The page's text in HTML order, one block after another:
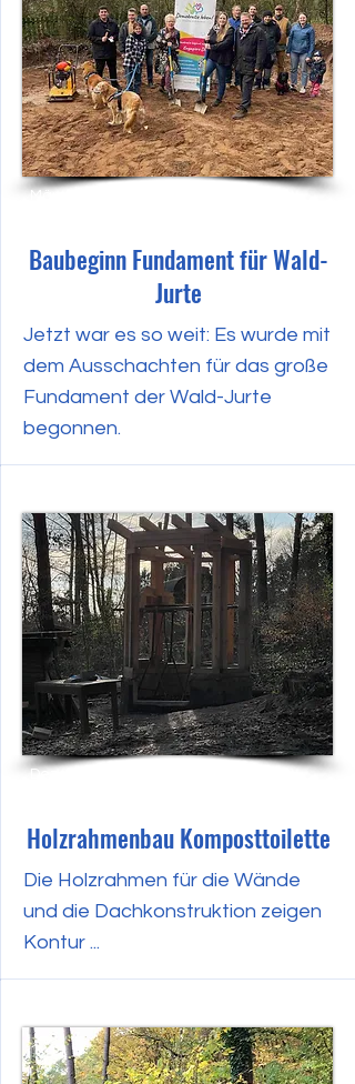
März 2024
Baubeginn Fundament für Wald-
Jurte
Jetzt war es so weit: Es wurde mit
dem Ausschachten für das große
Fundament der Wald-Jurte
begonnen.
Dezember 2023
Holzrahmenbau Komposttoilette
Die Holzrahmen für die Wände
und die Dachkonstruktion zeigen
Kontur ...